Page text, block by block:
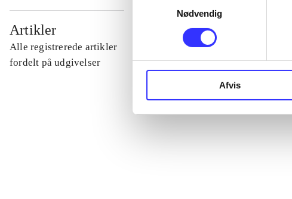
Nødvendig
Afvis
Artikler
Alle registrerede artikler
fordelt på udgivelser
...
...
...